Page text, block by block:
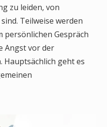
zu leiden, von
Teilweise werden
persönlichen Gespräch
Angst vor der
geht es